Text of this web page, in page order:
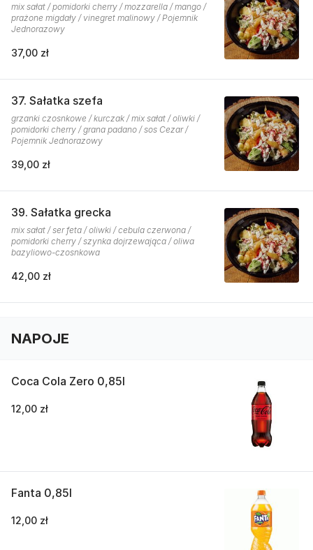
mix sałat / pomidorki cherry / mozzarella / mango /
prażone migdały / vinegret malinowy / Pojemnik
Jednorazowy
37,00 zł
37. Sałatka szefa
grzanki czosnkowe / kurczak / mix sałat / oliwki /
pomidorki cherry / grana padano / sos Cezar /
Pojemnik Jednorazowy
39,00 zł
39. Sałatka grecka
mix sałat / ser feta / oliwki / cebula czerwona /
pomidorki cherry / szynka dojrzewająca / oliwa
bazyliowo-czosnkowa
42,00 zł
NAPOJE
Coca Cola Zero 0,85l
12,00 zł
Fanta 0,85l
12,00 zł